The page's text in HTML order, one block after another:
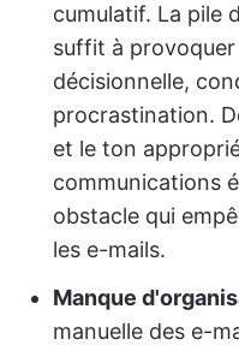
cumulatif. La pile
suffit à
décisionnelle,
procrastination.
et le ton
communications
obstacle qui
les e-mails.
Manque
manuelle des e-